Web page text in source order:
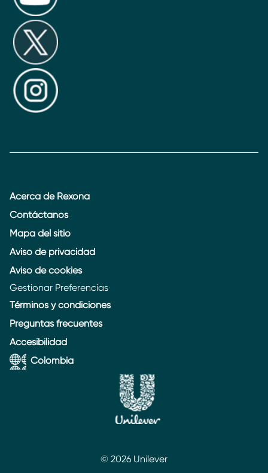
Acerca de Rexona
Contáctanos
Mapa del sitio
Aviso de privacidad
Aviso de cookies
Gestionar Preferencias
Términos y condiciones
Preguntas frecuentes
Accesibilidad
Colombia
© 2026 Unilever